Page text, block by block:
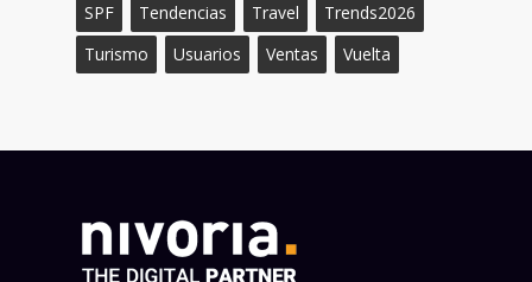
SPF
Tendencias Travel
Trends2026
Turismo
Usuarios Ventas Vuelta